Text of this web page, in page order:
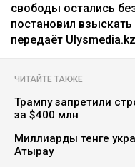
свободы остались
постановил
передаёт
ЧИТАЙТЕ ТАКЖЕ
Трампу запретили
за $400 млн
Миллиарды тенге
Атырау